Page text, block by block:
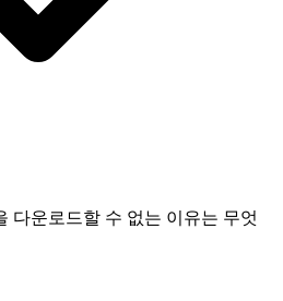
다운로드할 수 없는 이유는 무엇